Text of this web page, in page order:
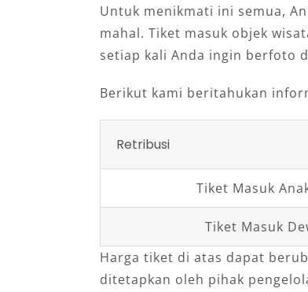
Untuk menikmati ini semua,
mahal. Tiket masuk objek
setiap kali Anda ingin berfoto
Berikut kami beritahukan
Retribusi
Tiket Masuk
Tiket Masuk
Harga tiket di atas dapat
ditetapkan oleh pihak